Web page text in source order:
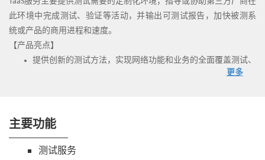
此环境中完成测试、验证等活动，并输出可测试报告，加快被测系
统或产品的商用进程和速度。
【产品亮点】
提供创新的测试方法，实现网络功能和业务的全面覆盖测试、
率；
运营商实现轻资产运营；
更多
主要功能
测试服务